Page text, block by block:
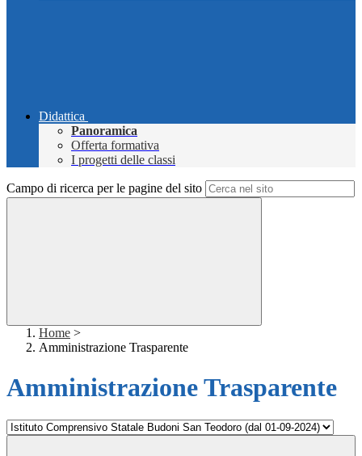
Didattica
Panoramica
Offerta formativa
I progetti delle classi
Campo di ricerca per le pagine del sito
Home >
Amministrazione Trasparente
Amministrazione Trasparente